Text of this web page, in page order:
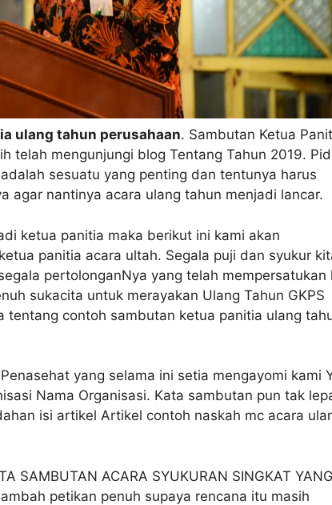
ulang tahun perusahaan. Sambutan Ketua
telah mengunjungi blog Tentang Tahun 2019.
sesuatu yang penting dan tentunya harus
agar nantinya acara ulang tahun menjadi lancar.
ketua panitia maka berikut ini kami akan
panitia acara ultah. Segala puji dan syukur
pertolonganNya yang telah mempersatukan
sukacita untuk merayakan Ulang Tahun GKPS
tentang contoh sambutan ketua panitia ulang
yang selama ini setia mengayomi kami
Nama Organisasi. Kata sambutan pun tak
isi artikel Artikel contoh naskah mc acara
SAMBUTAN ACARA SYUKURAN SINGKAT YANG
petikan penuh supaya rencana itu masih